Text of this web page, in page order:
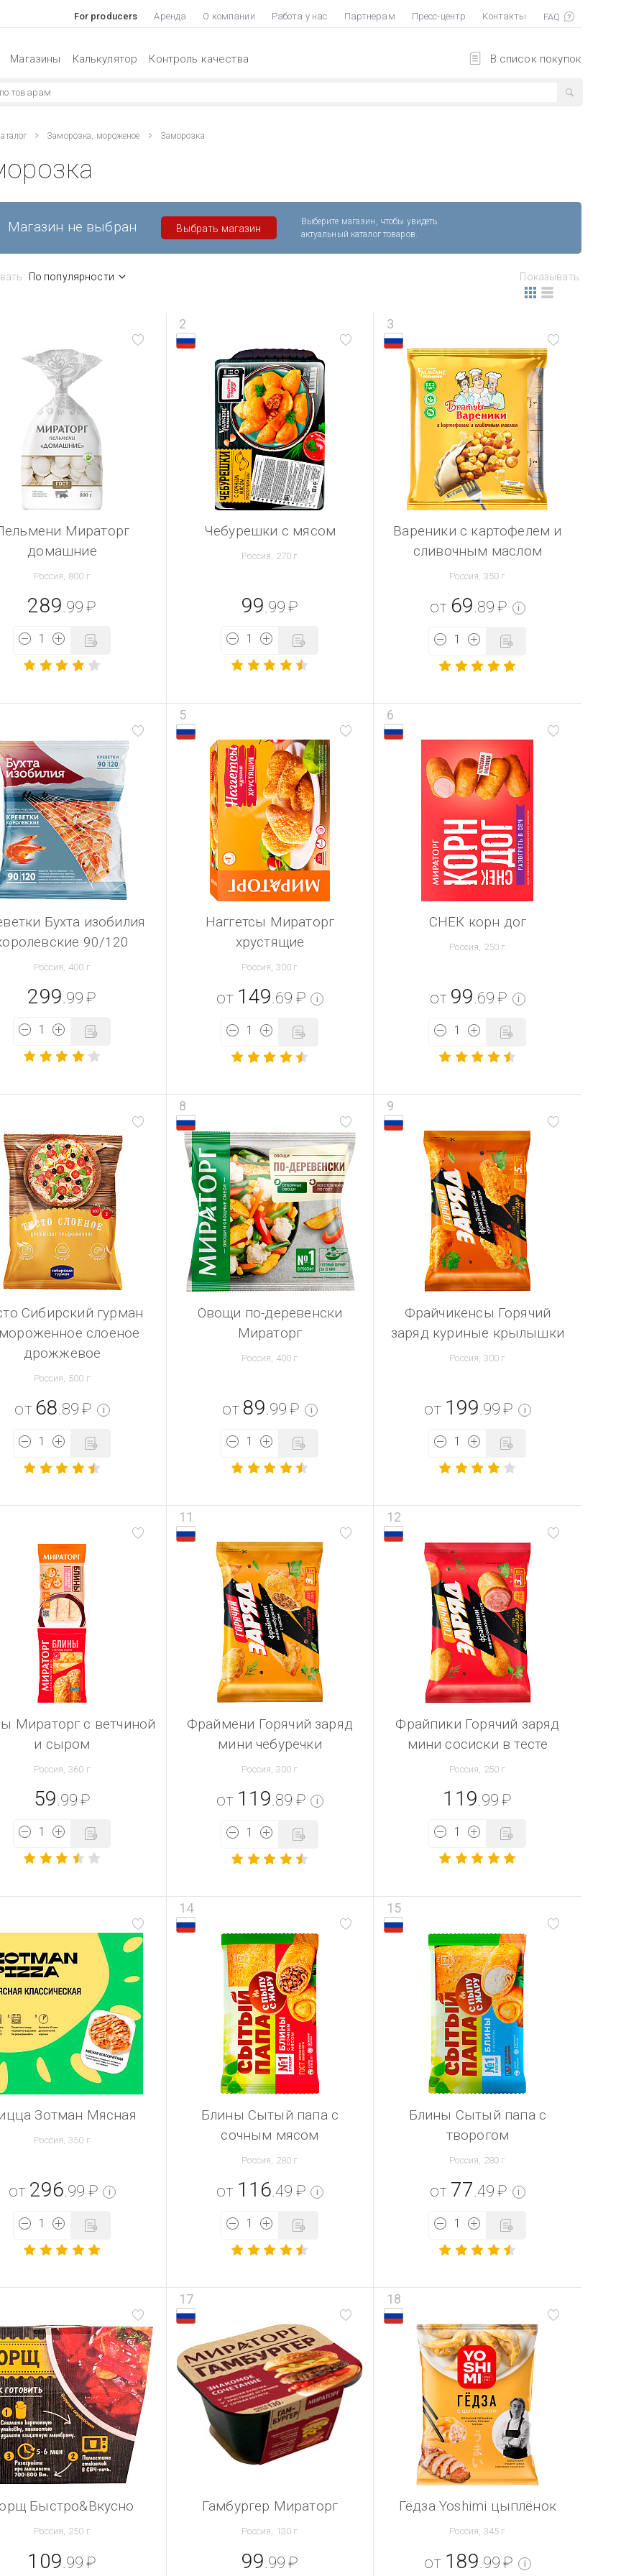
For producers Аренда О компании Работа у нас Партнерам Пресс-центр Контакты
В список покупок
Магазины Калькулятор Контроль качества
Заморозка, мороженое Заморозка
Магазин не выбран Выбрать магазин
Выберите магазин, чтобы увидеть
актуальный каталог товаров.
По популярности Показывать:
Мираторг
домашние
Россия, 800 г
289 .99 ₽
2
Чебурешки с мясом
Россия, 270 г
99 .99 ₽
3
Вареники с картофелем и
сливочным маслом
Россия, 350 г
от 69 .89 ₽ i
Бухта изобилия
90/120
Россия, 400 г
299 .99 ₽
5
Наггетсы Мираторг
хрустящие
Россия, 300 г
от 149 .69 ₽ i
6
СНЕК корн дог
Россия, 250 г
от 99 .69 ₽ i
Сибирский гурман
слоеное
дрожжевое
Россия, 500 г
от 68 .89 ₽ i
8
Овощи по-деревенски
Мираторг
Россия, 400 г
от 89 .99 ₽ i
9
Фрайчикенсы Горячий
заряд куриные крылышки
Россия, 300 г
от 199 .99 ₽ i
Мираторг с ветчиной
и сыром
Россия, 360 г
59 .99 ₽
11
Фраймени Горячий заряд
мини чебуречки
Россия, 300 г
от 119 .89 ₽ i
12
Фрайпики Горячий заряд
мини сосиски в тесте
Россия, 250 г
119 .99 ₽
Зотман Мясная
Россия, 350 г
от 296 .99 ₽ i
14
Блины Сытый папа с
сочным мясом
Россия, 280 г
от 116 .49 ₽ i
15
Блины Сытый папа с
творогом
Россия, 280 г
от 77 .49 ₽ i
Быстро&Вкусно
Россия, 250 г
109 .99 ₽
17
Гамбургер Мираторг
Россия, 130 г
99 .99 ₽
18
Гёдза Yoshimi цыплёнок
Россия, 345 г
от 189 .99 ₽ i